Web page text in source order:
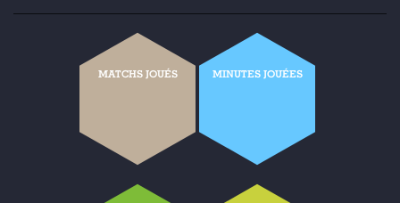
MATCHS JOUÉS MINUTES JOUÉES